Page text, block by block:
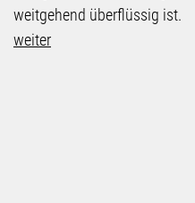
weitgehend überflüssig ist.
weiter